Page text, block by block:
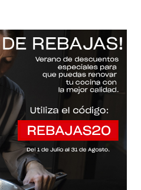
/ cuchillos / tapas /